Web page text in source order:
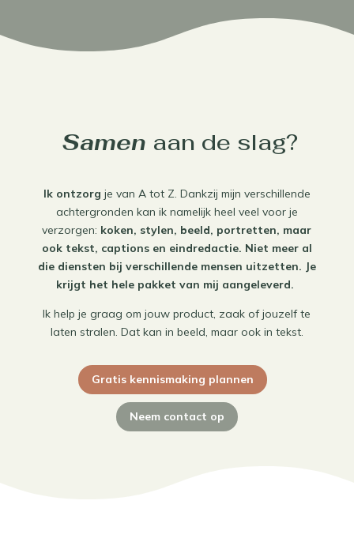
Samen aan de slag?
Ik ontzorg je van A tot Z. Dankzij mijn verschillende
achtergronden kan ik namelijk heel veel voor je
verzorgen: koken, stylen, beeld, portretten, maar
ook tekst, captions en eindredactie. Niet meer al
die diensten bij verschillende mensen uitzetten. Je
krijgt het hele pakket van mij aangeleverd.
Ik help je graag om jouw product, zaak of jouzelf te
laten stralen. Dat kan in beeld, maar ook in tekst.
Gratis kennismaking plannen
Neem contact op